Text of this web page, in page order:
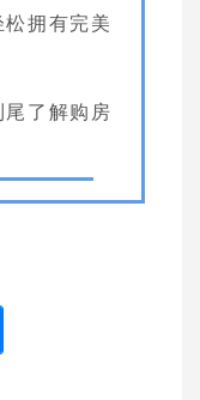
拥有完美
了解购房